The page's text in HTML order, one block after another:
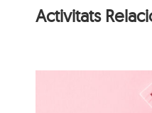
Activitats